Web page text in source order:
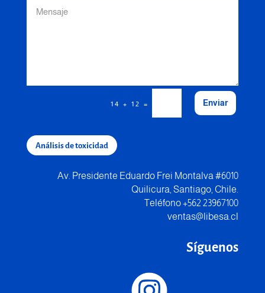
14 + 12 = Enviar
Análisis de toxicidad
Av. Presidente Eduardo Frei Montalva #6010
Quilicura, Santiago, Chile.
Teléfono +562 23967100
ventas@libesa.cl
Síguenos